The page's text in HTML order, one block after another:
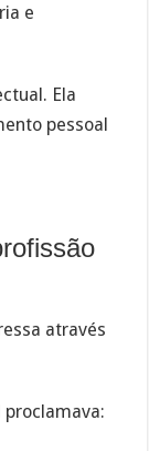
e
Ela
pessoal
através